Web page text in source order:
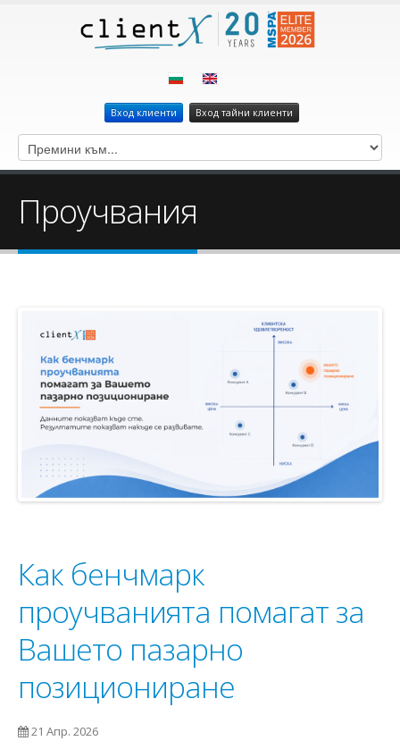
Вход клиенти Вход тайни клиенти
Проучвания
Как бенчмарк
проучванията помагат за
Вашето пазарно
позициониране
21 Апр. 2026